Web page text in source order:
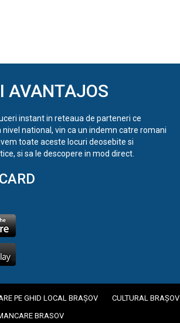
AVANTAJOS
instant in reteaua de parteneri ce
national, vin ca un indemn catre romani
toate aceste locuri deosebite si
si sa le descopere in mod direct.
PE GHID LOCAL BRAȘOV CULTURAL BRAȘOV
BRASOV